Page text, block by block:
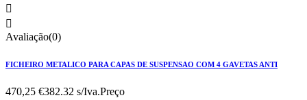


Avaliação(0)
FICHEIRO METALICO PARA CAPAS DE SUSPENSAO COM 4 GAVETAS ANTI
470,25 €382.32 s/Iva.Preço